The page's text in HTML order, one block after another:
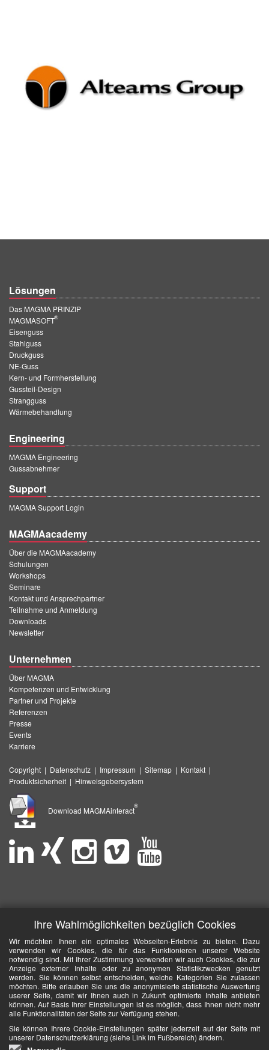
Lösungen
Das MAGMA PRINZIP
MAGMASOFT
®
Eisenguss
Stahlguss
Druckguss
NE-Guss
Kern- und Formherstellung
Gussteil-Design
Strangguss
Wärmebehandlung
Engineering
MAGMA Engineering
Gussabnehmer
Support
MAGMA Support Login
MAGMAacademy
Über die MAGMAacademy
Schulungen
Workshops
Seminare
Kontakt und Ansprechpartner
Teilnahme und Anmeldung
Downloads
Newsletter
Unternehmen
Über MAGMA
Kompetenzen und Entwicklung
Partner und Projekte
Referenzen
Presse
Events
Karriere
Copyright | Datenschutz | Impressum | Sitemap | Kontakt |
Produktsicherheit | Hinweisgebersystem
Download MAGMAinteract
®
Ihre Wahlmöglichkeiten bezüglich Cookies
Wir möchten Ihnen ein optimales Webseiten-Erlebnis zu bieten. Dazu
verwenden wir Cookies, die für das Funktionieren unserer Website
notwendig sind. Mit Ihrer Zustimmung verwenden wir auch Cookies, die zur
Anzeige externer Inhalte oder zu anonymen Statistikzwecken genutzt
werden. Sie können selbst entscheiden, welche Kategorien Sie zulassen
möchten. Bitte erlauben Sie uns die anonymisierte statistische Auswertung
userer Seite, damit wir Ihnen auch in Zukunft optimierte Inhalte anbieten
können. Auf Basis Ihrer Einstellungen ist es möglich, dass Ihnen nicht mehr
alle Funktionalitäten der Seite zur Verfügung stehen.
Sie können Ihrere Cookie-Einstellungen später jederzeit auf der Seite mit
unserer Datenschutzerklärung (siehe Link im Fußbereich) ändern.